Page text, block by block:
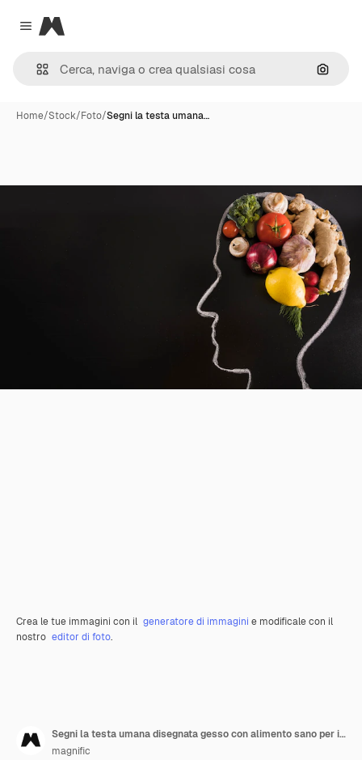
Close menu
Magnific
Cerca
Home/Stock/Foto/Segni la testa umana…
Crea le tue immagini con il generatore di immagini e modificale con il
nostro editor di foto.
Segni la testa umana disegnata gesso con alimento sano per il cervello sulla lavagna
magnific